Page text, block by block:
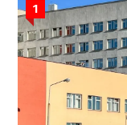
1